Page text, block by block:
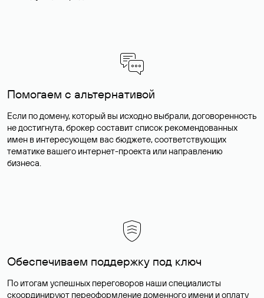
Помогаем с альтернативой
Если по домену, который вы исходно выбрали, договоренность
не достигнута, брокер составит список рекомендованных
имен в интересующем вас бюджете, соответствующих
тематике вашего интернет-проекта или направлению
бизнеса.
Обеспечиваем поддержку под ключ
По итогам успешных переговоров наши специалисты
скоординируют переоформление доменного имени и оплату